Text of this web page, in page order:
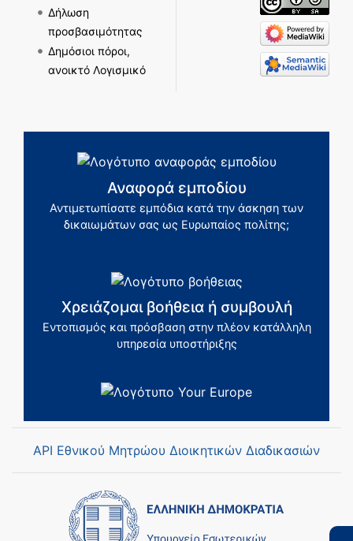
Δήλωση
προσβασιμότητας
Δημόσιοι πόροι,
ανοικτό Λογισμικό
Αναφορά εμποδίου
Αντιμετωπίσατε εμπόδια κατά την άσκηση των
δικαιωμάτων σας ως Ευρωπαίος πολίτης;
Χρειάζομαι βοήθεια ή συμβουλή
Εντοπισμός και πρόσβαση στην πλέον κατάλληλη
υπηρεσία υποστήριξης
API Εθνικού Μητρώου Διοικητικών Διαδικασιών